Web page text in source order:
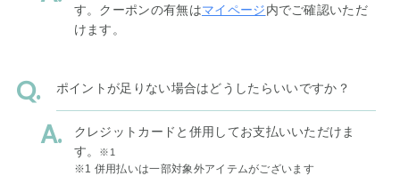
す。クーポンの有無はマイページ内でご確認いただ
けます。
ポイントが足りない場合はどうしたらいいですか？
クレジットカードと併用してお支払いいただけま
す。
※1
※1 併用払いは一部対象外アイテムがございます